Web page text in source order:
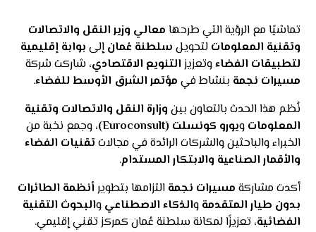
تماشيًا مع الرؤية التي طرحها معالي وزير النقل والاتصالات
وتقنية المعلومات لتحويل سلطنة عُمانإلى بوابة إقليمية
لتطبيقات الفضاءوتعزيز التنويع الاقتصادي، شاركت شركة
مسيرات نجمة بنشاط في مؤتمر الشرق الأوسط للفضاء.
نُظم هذا الحدث بالتعاون بين وزارة النقل والاتصالات وتقنية
المعلومات ويورو كونسلت (Euroconsult)
، وجمع نخبة من
الخبراء والباحثين والشركات الرائدة في مجالات تقنيات الفضاء
والأقمار الصناعية والابتكار المستدام.
أكدت مشاركة مسيرات نجمة التزامها بتطويرأنظمة الطائرات
بدون طيار المتقدمة والذكاء الاصطناعي والبحوث التقنية
الفضائية، تعزيزًا لمكانة سلطنة عُمان كمركز تقني إقليمي.